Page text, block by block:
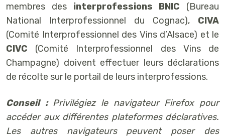
membres des interprofessions BNIC (Bureau
National Interprofessionnel du Cognac), CIVA
(Comité Interprofessionnel des Vins d’Alsace) et le
CIVC (Comité Interprofessionnel des Vins de
Champagne) doivent effectuer leurs déclarations
de récolte sur le portail de leurs interprofessions.
Conseil :Privilégiez le navigateur Firefox pour
accéder aux différentes plateformes déclaratives.
Les autres navigateurs peuvent poser des